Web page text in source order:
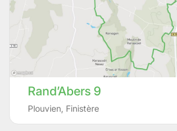
Rand’Abers 9
Plouvien Finistère